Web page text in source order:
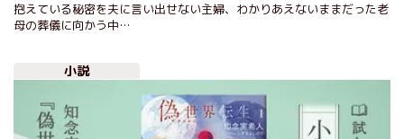
抱えている秘密を夫に言い出せない主婦、わかりあえないままだった老
母の葬儀に向かう中…
小説